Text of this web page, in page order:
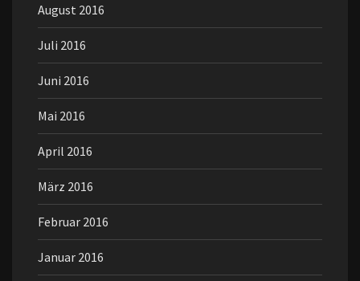
August 2016
Juli 2016
Juni 2016
Mai 2016
April 2016
März 2016
Februar 2016
Januar 2016